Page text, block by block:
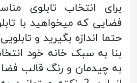
برای انتخاب تابلوی
فضایی که میخواهید با
حتما اندازه بگیرید و
بنا به سبک خانه خود
به چیدمان و رنگ قالب